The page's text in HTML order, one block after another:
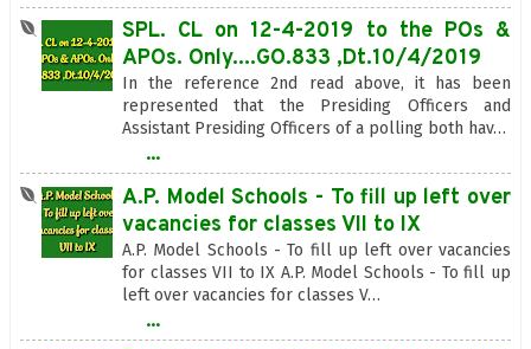
SPL. CL on 12-4-2019 to the POs &
APOs. Only....GO.833 ,Dt.10/4/2019
In the reference 2nd read above, it has been
represented that the Presiding Officers and
Assistant Presiding Officers of a polling both hav…
...
A.P. Model Schools - To fill up left over
vacancies for classes VII to IX
A.P. Model Schools - To fill up left over vacancies
for classes VII to IX A.P. Model Schools - To fill up
left over vacancies for classes V…
...